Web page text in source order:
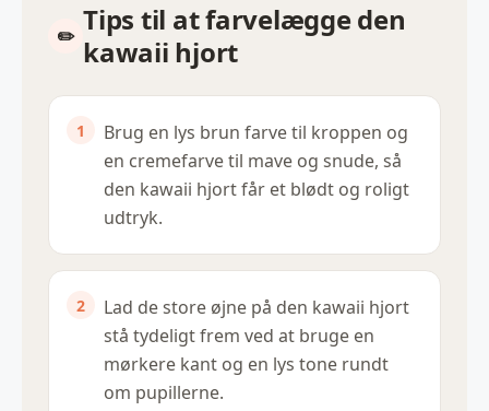
Tips til at farvelægge den
kawaii hjort
Brug en lys brun farve til kroppen og
en cremefarve til mave og snude, så
den kawaii hjort får et blødt og roligt
udtryk.
Lad de store øjne på den kawaii hjort
stå tydeligt frem ved at bruge en
mørkere kant og en lys tone rundt
om pupillerne.